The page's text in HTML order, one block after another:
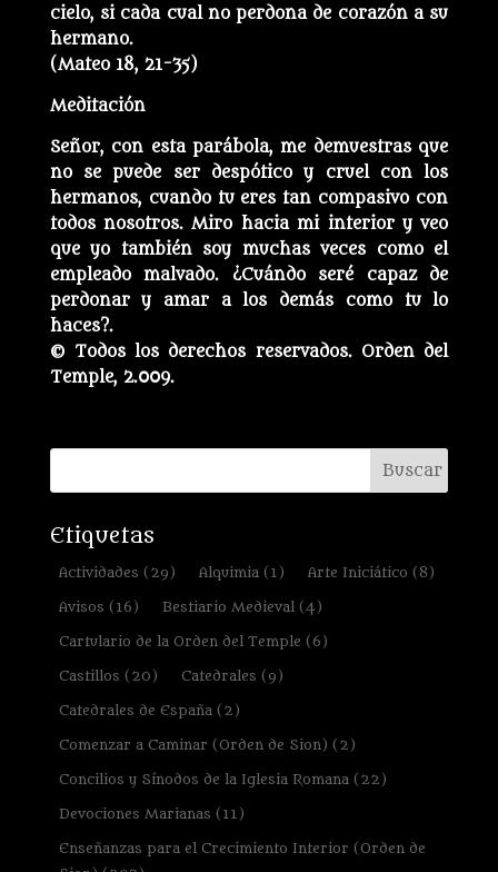
cielo, si cada cual no perdona de corazón a su
hermano.
(Mateo 18, 21-35)
Meditación
Señor, con esta parábola, me demuestras que
no se puede ser despótico y cruel con los
hermanos, cuando tu eres tan compasivo con
todos nosotros. Miro hacia mi interior y veo
que yo también soy muchas veces como el
empleado malvado. ¿Cuándo seré capaz de
perdonar y amar a los demás como tu lo
haces?.
© Todos los derechos reservados. Orden del
Temple, 2.009.
Etiquetas
Actividades (29) Alquimia(1) Arte Iniciático (8)
Avisos (16) Bestiario Medieval(4)
Cartulario de la Orden del Temple (6)
Castillos (20) Catedrales (9)
Catedrales de España(2)
Comenzar a Caminar (Orden de Sion) (2)
Concilios y Sínodos de la Iglesia Romana(22)
Devociones Marianas (11)
Enseñanzas para el Crecimiento Interior (Orden de